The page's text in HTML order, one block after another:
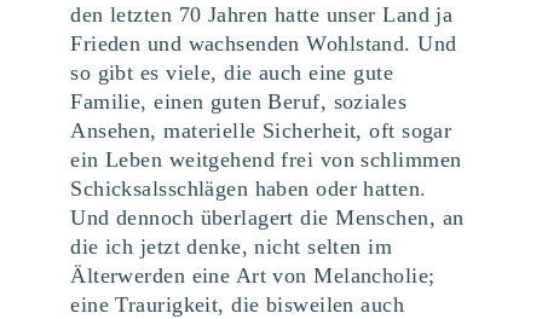
den letzten 70 Jahren hatte unser Land ja
Frieden und wachsenden Wohlstand. Und
so gibt es viele, die auch eine gute
Familie, einen guten Beruf, soziales
Ansehen, materielle Sicherheit, oft sogar
ein Leben weitgehend frei von schlimmen
Schicksalsschlägen haben oder hatten.
Und dennoch überlagert die Menschen, an
die ich jetzt denke, nicht selten im
Älterwerden eine Art von Melancholie;
eine Traurigkeit, die bisweilen auch